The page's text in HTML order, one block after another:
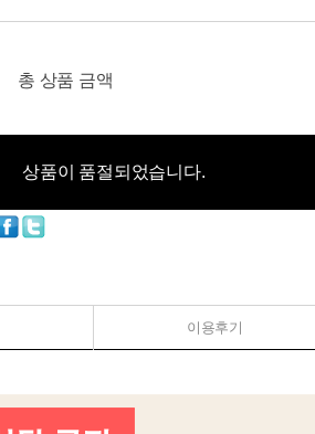
총 상품 금액
상품이 품절되었습니다.
이용후기